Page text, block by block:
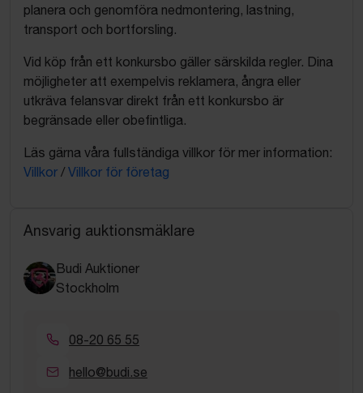
planera och genomföra nedmontering, lastning,
transport och bortforsling.
Vid köp från ett konkursbo gäller särskilda regler. Dina
möjligheter att exempelvis reklamera, ångra eller
utkräva felansvar direkt från ett konkursbo är
begränsade eller obefintliga.
Läs gärna våra fullständiga villkor för mer information:
Villkor / Villkor för företag
Ansvarig auktionsmäklare
Budi Auktioner
Stockholm
08-20 65 55
hello@budi.se